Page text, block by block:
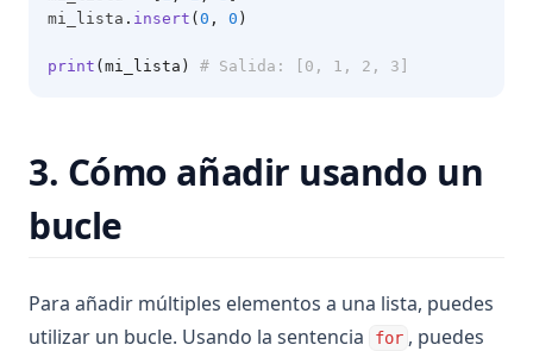
mi_lista . insert ( 0 , 0 )
print (mi_lista) # Salida: [0, 1, 2, 3]
3. Cómo añadir usando un
bucle
Para añadir múltiples elementos a una lista, puedes
utilizar un bucle. Usando la sentencia
for , puedes